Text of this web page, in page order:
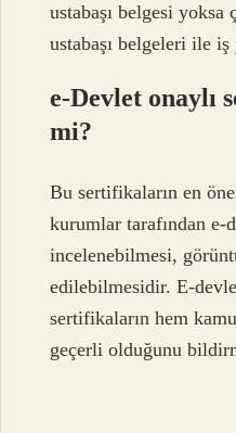
ustabaşı belgesi yoksa
ustabaşı belgeleri ile
e-Devlet onaylı
mi?
Bu sertifikaların en
kurumlar tarafından e-
incelenebilmesi,
edilebilmesidir. E-
sertifikaların hem
geçerli olduğunu